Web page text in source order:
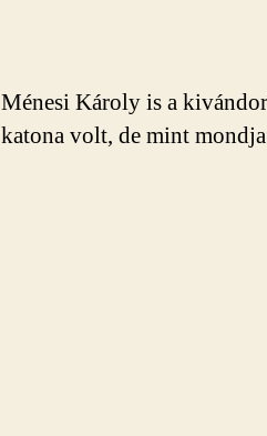
Ménesi Károly is a
katona volt, de mint